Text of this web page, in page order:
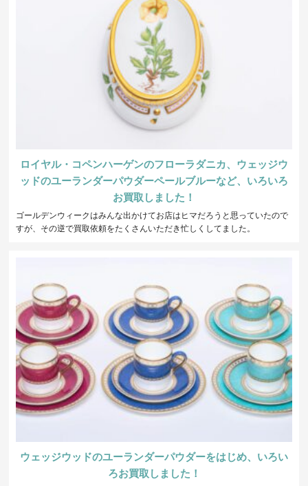
ロイヤル・コペンハーゲンのフローラダニカ、ウェッジウ
ッドのユーランダーパウダーペールブルーなど、いろいろ
お買取しました！
ゴールデンウィークはみんな出かけてお店はヒマだろうと思っていたので
すが、その逆で買取依頼をたくさんいただき忙しくしてました。
ウェッジウッドのユーランダーパウダーをはじめ、いろい
ろお買取しました！